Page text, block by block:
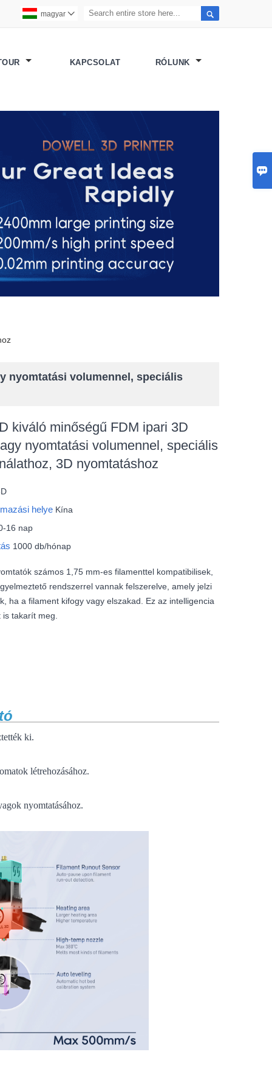


magyar 
KAPCSOLAT RÓLUNK
nyomtatási volumennel, speciális
kiváló minőségű FDM ipari 3D
nyomtatási volumennel, speciális
3D nyomtatáshoz
helye Kína
16 nap
1000 db/hónap
számos 1,75 mm-es filamenttel kompatibilisek,
rendszerrel vannak felszerelve, amely jelzi
ha a filament kifogy vagy elszakad. Ez az intelligencia
is takarít meg.
ki.
létrehozásához.
nyomtatásához.